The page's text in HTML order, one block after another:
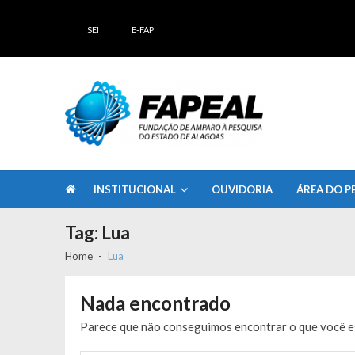
SEI E-FAP
INSTITUCIONAL OUVIDORIA ÁREA DO
Tag: Lua
Home Lua
Nada encontrado
Parece que não conseguimos encontrar o que você